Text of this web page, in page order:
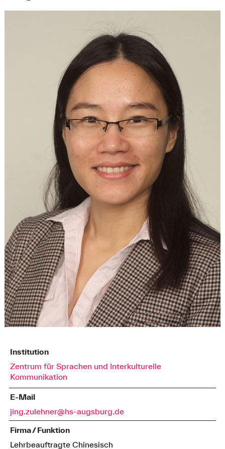
Institution
Zentrum für Sprachen und Interkulturelle
Kommunikation
E-Mail
jing.zulehner@hs-augsburg.de
Firma / Funktion
Lehrbeauftragte Chinesisch